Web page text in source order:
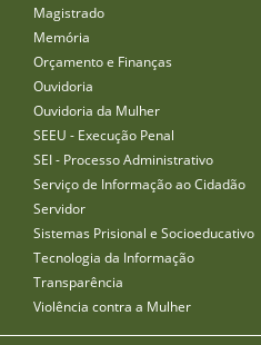
Magistrado
Memória
Orçamento e Finanças
Ouvidoria
Ouvidoria da Mulher
SEEU - Execução Penal
SEI - Processo Administrativo
Serviço de Informação ao Cidadão
Servidor
Sistemas Prisional e Socioeducativo
Tecnologia da Informação
Transparência
Violência contra a Mulher